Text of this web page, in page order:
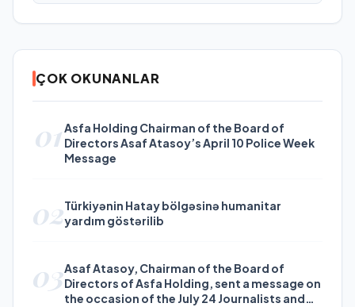
ÇOK OKUNANLAR
01Asfa Holding Chairman of the Board of
Directors Asaf Atasoy’s April 10 Police Week
Message
02Türkiyənin Hatay bölgəsinə humanitar
yardım göstərilib
03Asaf Atasoy, Chairman of the Board of
Directors of Asfa Holding, sent a message on
the occasion of the July 24 Journalists and